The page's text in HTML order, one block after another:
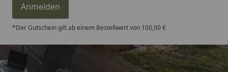
Anmelden
*Der Gutschein gilt ab einem Bestellwert von 100,00 €